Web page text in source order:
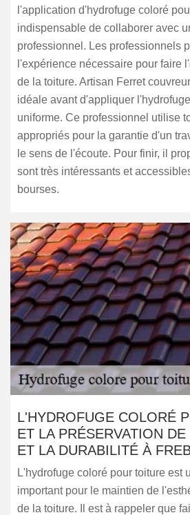
l'application d'hydrofuge coloré
indispensable de collaborer avec
professionnel. Les professionnels
l'expérience nécessaire pour faire
de la toiture. Artisan Ferret
idéale avant d'appliquer
uniforme. Ce professionnel utilise
appropriés pour la garantie d'un
le sens de l'écoute. Pour finir, il
sont très intéressants et
bourses.
L'HYDROFUGE COLORÉ
ET LA PRÉSERVATION
ET LA DURABILITÉ À
L'hydrofuge coloré pour toiture est
important pour le maintien de
de la toiture. Il est à rappeler que